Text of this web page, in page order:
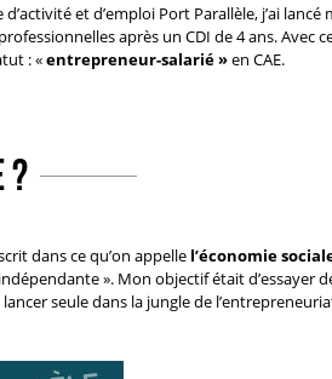
et d’emploi Port Parallèle, j’ai
après un CDI de 4 ans. Avec
: «entrepreneur-salarié »en CAE.
?
dans ce qu’on appelle l’économie
». Mon objectif était d’essayer
lancer seule dans la jungle de